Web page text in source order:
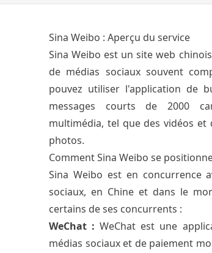
Sina Weibo : Aperçu du service
Sina Weibo est un site web
de médias sociaux souvent
pouvez utiliser l'application de
messages courts de 2000
multimédia, tel que des vidéos
photos.
Comment Sina Weibo se
Sina Weibo est en concurrence
sociaux, en Chine et dans le
certains de ses concurrents :
WeChat : WeChat est une
médias sociaux et de paiement